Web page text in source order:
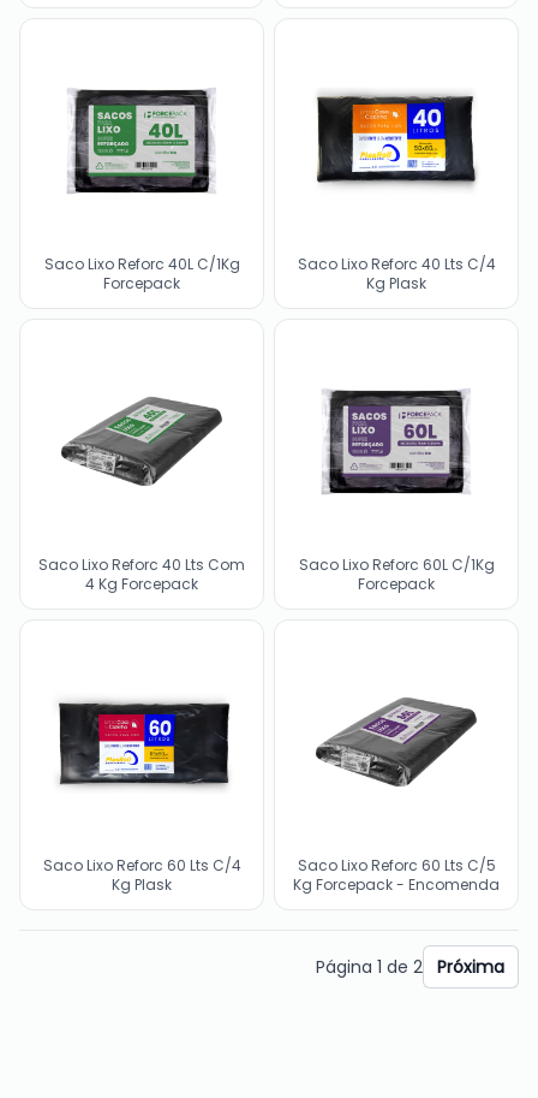
Saco Lixo Reforc 40L C/1Kg
Forcepack
Saco Lixo Reforc 40 Lts C/4
Kg Plask
Saco Lixo Reforc 40 Lts Com
4 Kg Forcepack
Saco Lixo Reforc 60L C/1Kg
Forcepack
Saco Lixo Reforc 60 Lts C/4
Kg Plask
Saco Lixo Reforc 60 Lts C/5
Kg Forcepack - Encomenda
Página 1 de 2 Próxima